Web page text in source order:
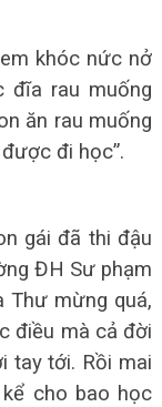
khóc nức nở
đĩa rau muống
ăn rau muống
đi học”.
gái đã thi đậu
ĐH Sư phạm
Thư mừng quá,
điều mà cả đời
tay tới. Rồi mai
cho bao học